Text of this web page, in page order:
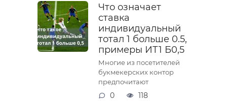
Что означает
ставка
индивидуальный
тотал 1 больше 0.5,
примеры ИТ1 Б0,5
Многие из посетителей
букмекерских контор
предпочитают
0 118